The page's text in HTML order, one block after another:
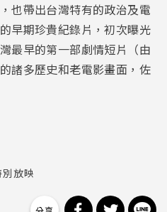
也帶出台灣特有的政治及電
早期珍貴紀錄片，初次曝光
最早的第一部劇情短片（由
諸多歷史和老電影畫面，佐
放映
分享到分享到